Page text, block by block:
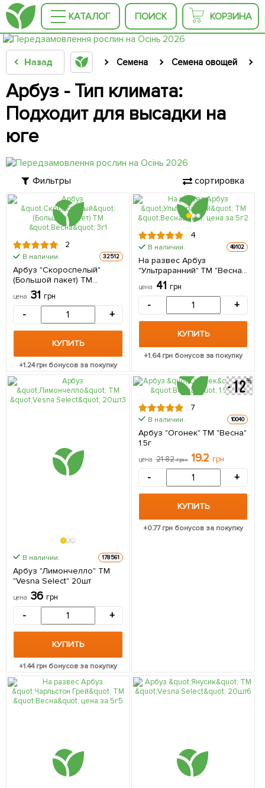
КАТАЛОГ ПОИСК КОРЗИНА
Назад Семена Семена овощей
Арбуз - Тип климата:
Подходит для высадки на
юге
Фильтры сортировка
2
В наличии. 32512
Арбуз "Скороспелый"
(Большой пакет) ТМ
"Весна" 3г
цена 31 грн
- +
КУПИТЬ
+1.24грн бонусов за покупку
4
В наличии. 49102
На развес Арбуз
"Ультраранний" ТМ "Весна"
цена за 5г
цена 41 грн
- +
КУПИТЬ
+1.64грн бонусов за покупку
В наличии. 178561
Арбуз "Лимончелло" ТМ
"Vesna Select" 20шт
цена 36 грн
- +
КУПИТЬ
+1.44грн бонусов за покупку
7
В наличии. 10040
Арбуз "Огонек" ТМ "Весна"
1.5г
цена 21.82грн 19.2 грн
- +
КУПИТЬ
+0.77грн бонусов за покупку